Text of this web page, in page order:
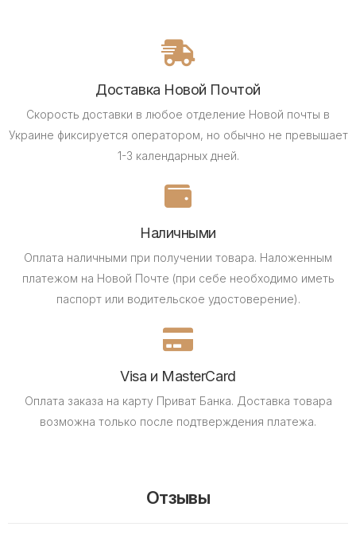
Доставка Новой Почтой
Скорость доставки в любое отделение Новой почты в
Украине фиксируется оператором, но обычно не превышает
1-3 календарных дней.
Наличными
Оплата наличными при получении товара. Наложенным
платежом на Новой Почте (при себе необходимо иметь
паспорт или водительское удостоверение).
Visa и MasterCard
Оплата заказа на карту Приват Банка. Доставка товара
возможна только после подтверждения платежа.
Отзывы